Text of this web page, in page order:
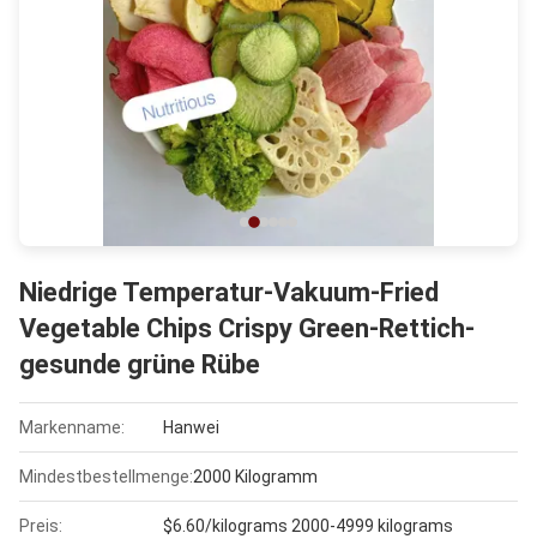
Niedrige Temperatur-Vakuum-Fried
Vegetable Chips Crispy Green-Rettich-
gesunde grüne Rübe
Markenname: Hanwei
Mindestbestellmenge:2000 Kilogramm
Preis: $6.60/kilograms 2000-4999 kilograms